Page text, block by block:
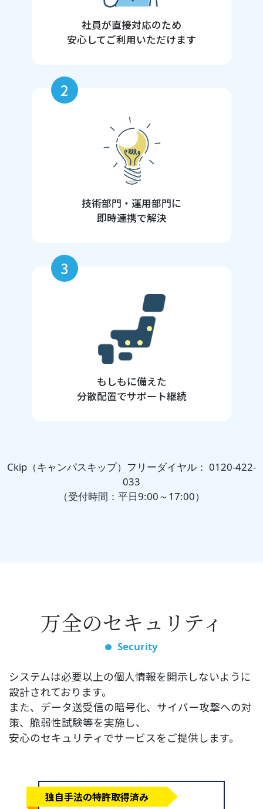
社員が直接対応のため
安心してご利用いただけます
技術部門・運用部門に
即時連携で解決
2
もしもに備えた
分散配置でサポート継続
3
Ckip（キャンパスキップ）フリーダイヤル： 0120 422
033
（受付時間：平日9:00～17:00）
万全のセキュリティ
Security
システムは必要以上の個人情報を開示しないように
設計されております。
また、データ送受信の暗号化、サイバー攻撃への対
策、脆弱性試験等を実施し、
安心のセキュリティでサービスをご提供します。